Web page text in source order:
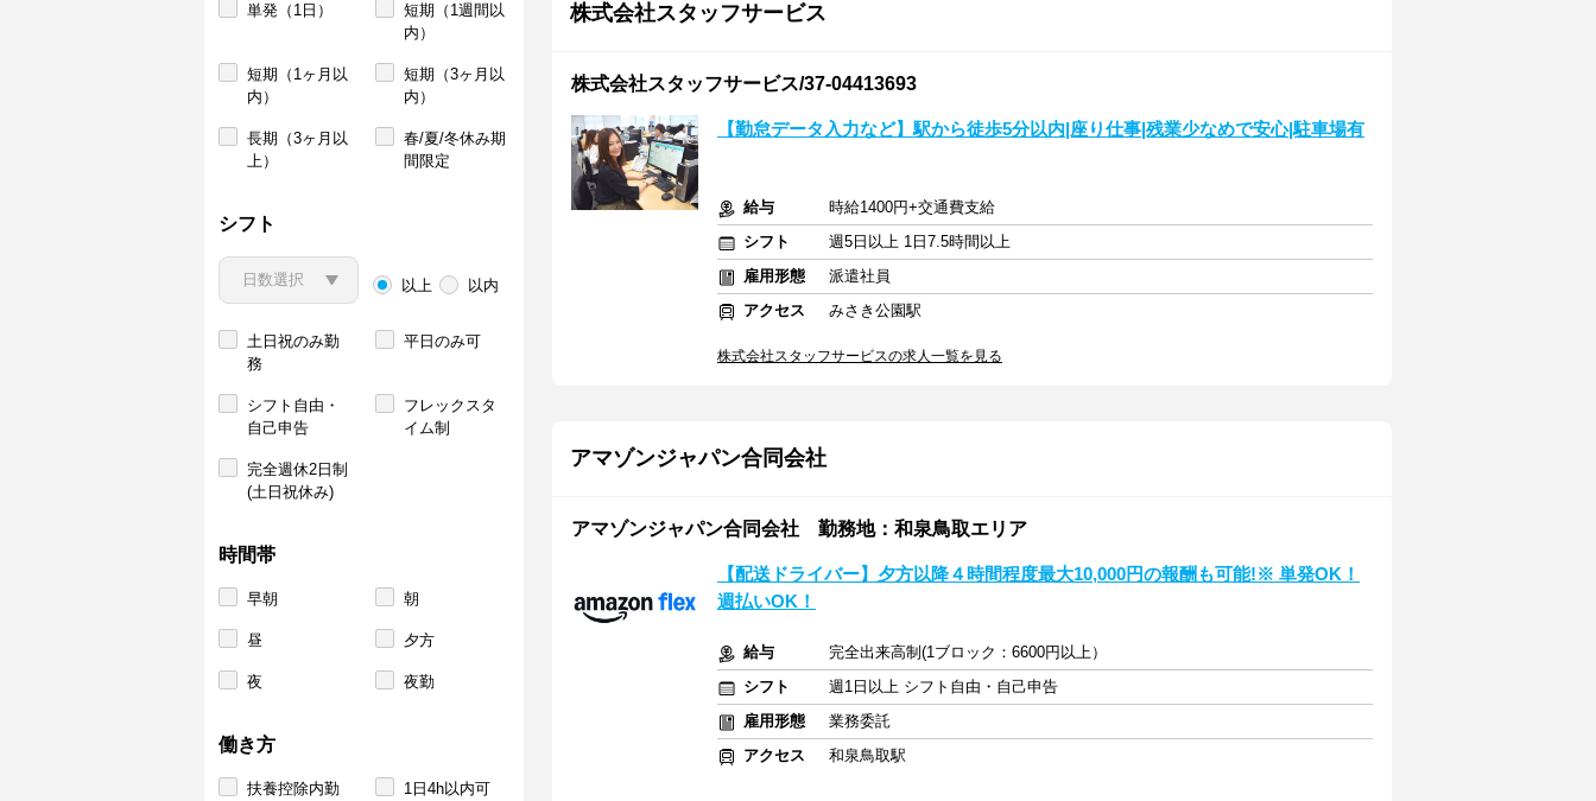
単発（1日）
短期（1週間以
内）
短期（1ヶ月以
内）
短期（3ヶ月以
内）
長期（3ヶ月以
上）
春/夏/冬休み期
間限定
シフト
以上 以内
土日祝のみ勤
務
平日のみ可
シフト自由・
自己申告
フレックスタ
イム制
完全週休2日制
(土日祝休み)
時間帯
早朝 朝
昼 夕方
夜 夜勤
働き方
扶養控除内勤
1日4h以内可
株式会社スタッフサービス
株式会社スタッフサービス/37-04413693
【勤怠データ入力など】駅から徒歩5分以内|座り仕事|残業少なめで安心|駐車場有
給与
時給1400円+交通費支給
シフト
週5日以上 1日7.5時間以上
雇用形態
派遣社員
アクセス
みさき公園駅
株式会社スタッフサービスの求人一覧を見る
アマゾンジャパン合同会社
アマゾンジャパン合同会社 勤務地：和泉鳥取エリア
【配送ドライバー】夕方以降４時間程度最大10,000円の報酬も可能!※ 単発OK！
週払いOK！
給与
完全出来高制(1ブロック：6600円以上）
シフト
週1日以上 シフト自由・自己申告
雇用形態
業務委託
アクセス
和泉鳥取駅